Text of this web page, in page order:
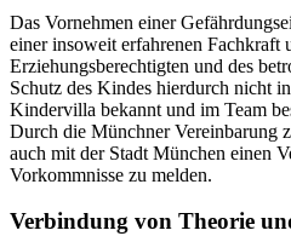
Das Vornehmen einer
einer insoweit erfahrenen Fachkraft
Erziehungsberechtigten und des
Schutz des Kindes hierdurch nicht
Kindervilla bekannt und im Team
Durch die Münchner Vereinbarung
auch mit der Stadt München einen
Vorkommnisse zu melden.
Verbindung von Theorie